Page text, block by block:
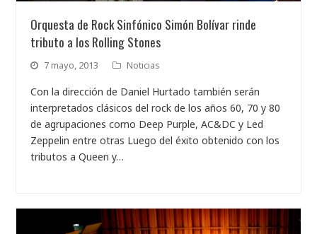
Orquesta de Rock Sinfónico Simón Bolívar rinde
tributo a los Rolling Stones
7 mayo, 2013 Noticias
Con la dirección de Daniel Hurtado también serán
interpretados clásicos del rock de los años 60, 70 y 80
de agrupaciones como Deep Purple, AC&DC y Led
Zeppelin entre otras Luego del éxito obtenido con los
tributos a Queen y…